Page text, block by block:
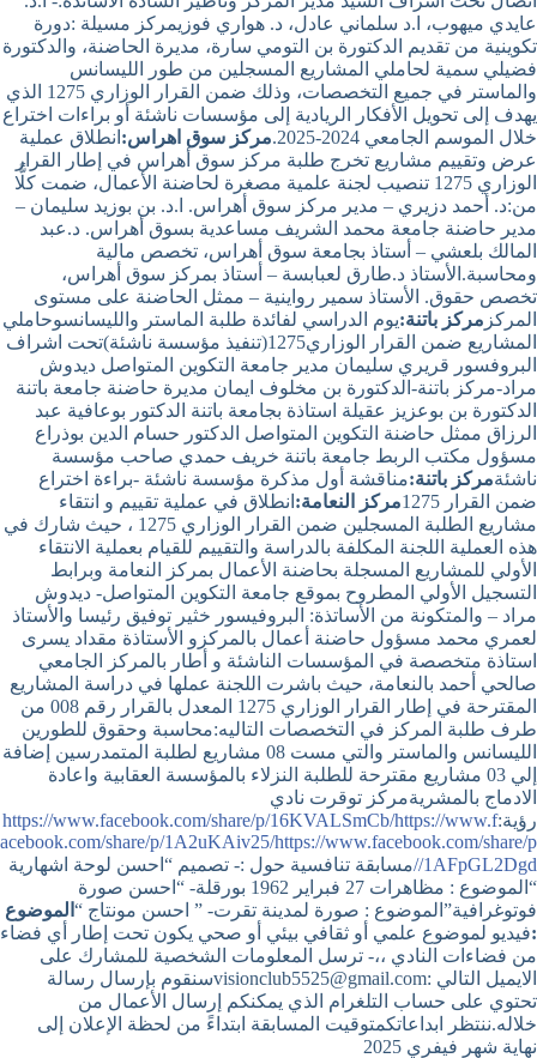
عايدي ميهوب، ا.د سلماني عادل، د. هواري فوزيمركز مسيلة :دورة
تكوينية من تقديم الدكتورة بن التومي سارة، مديرة الحاضنة، والدكتورة
فضيلي سمية لحاملي المشاريع المسجلين من طور الليسانس
والماستر في جميع التخصصات، وذلك ضمن القرار الوزاري 1275 الذي
يهدف إلى تحويل الأفكار الريادية إلى مؤسسات ناشئة أو براءات اختراع
خلال الموسم الجامعي 2024-2025.
مركز سوق اهراس: انطلاق عملية
عرض وتقييم مشاريع تخرج طلبة مركز سوق أهراس في إطار القرار
الوزاري 1275 تنصيب لجنة علمية مصغرة لحاضنة الأعمال، ضمت كلًّا
من:د. أحمد دزيري – مدير مركز سوق أهراس. ا.د. بن بوزيد سليمان –
مدير حاضنة جامعة محمد الشريف مساعدية بسوق أهراس. د.عبد
المالك بلعشي – أستاذ بجامعة سوق أهراس، تخصص مالية
ومحاسبة.الأستاذ د.طارق لعبابسة – أستاذ بمركز سوق أهراس،
تخصص حقوق. الأستاذ سمير رواينية – ممثل الحاضنة على مستوى
المركز مركز باتنة:يوم الدراسي لفائدة طلبة الماستر والليسانسوحاملي
المشاريع ضمن القرار الوزاري1275(تنفيذ مؤسسة ناشئة)تحت اشراف
البروفسور قريري سليمان مدير جامعة التكوين المتواصل ديدوش
مراد-مركز باتنة-الدكتورة بن مخلوف ايمان مديرة حاضنة جامعة باتنة
الدكتورة بن بوعزيز عقيلة استاذة بجامعة باتنة الدكتور بوعافية عبد
الرزاق ممثل حاضنة التكوين المتواصل الدكتور حسام الدين بوذراع
مسؤول مكتب الربط جامعة باتنة خريف حمدي صاحب مؤسسة
ناشئةمركز باتنة:مناقشة أول مذكرة مؤسسة ناشئة -براءة اختراع
ضمن القرار 1275
مركز النعامة: انطلاق في عملية تقييم و انتقاء
مشاريع الطلبة المسجلين ضمن القرار الوزاري 1275 ، حيث شارك في
هذه العملية اللجنة المكلفة بالدراسة والتقييم للقيام بعملية الانتقاء
الأولي للمشاريع المسجلة بحاضنة الأعمال بمركز النعامة وبرابط
التسجيل الأولي المطروح بموقع جامعة التكوين المتواصل- ديدوش
مراد – والمتكونة من الأساتذة: البروفيسور خثير توفيق رئيسا والأستاذ
لعمري محمد مسؤول حاضنة أعمال بالمركزو الأستاذة مقداد يسرى
استاذة متخصصة في المؤسسات الناشئة و أطار بالمركز الجامعي
صالحي أحمد بالنعامة، حيث باشرت اللجنة عملها في دراسة المشاريع
المقترحة في إطار القرار الوزاري 1275 المعدل بالقرار رقم 008 من
طرف طلبة المركز في التخصصات التاليه:محاسبة وحقوق للطورين
الليسانس والماستر والتي مست 08 مشاريع لطلبة المتمدرسين إضافة
إلي 03 مشاريع مقترحة للطلبة النزلاء بالمؤسسة العقابية واعادة
الادماج بالمشريةمركز توقرت نادي
رؤية:
https://www.facebook.com/share/p/16KVALSmCb/https://www.f
acebook.com/share/p/1A2uKAiv25/https://www.facebook.com/share/p
/1AFpGL2Dgd/ مسابقة تنافسية حول :- تصميم “احسن لوحة اشهارية
“الموضوع : مظاهرات 27 فبراير 1962 بورقلة- “احسن صورة
فوتوغرافية”الموضوع : صورة لمدينة تقرت- ” احسن مونتاج “ الموضوع
:فيديو لموضوع علمي أو ثقافي بيئي أو صحي يكون تحت إطار أي فضاء
من فضاءات النادي ،،- ترسل المعلومات الشخصية للمشارك على
الايميل التالي :visionclub5525@gmail.comسنقوم بإرسال رسالة
تحتوي على حساب التلغرام الذي يمكنكم إرسال الأعمال من
خلاله.ننتظر ابداعاتكمتوقيت المسابقة ابتداءً من لحظة الإعلان إلى
نهاية شهر فيفري 2025